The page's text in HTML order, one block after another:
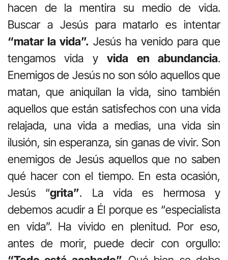
hacen de la mentira su medio de vida.
Buscar a Jesús para matarlo es intentar
“matar la vida”. Jesús ha venido para que
tengamos vida yvida en abundancia.
Enemigos de Jesús no son sólo aquellos que
matan, que aniquilan la vida, sino también
aquellos que están satisfechos con una vida
relajada, una vida a medias, una vida sin
ilusión, sin esperanza, sin ganas de vivir. Son
enemigos de Jesús aquellos que no saben
qué hacer con el tiempo. En esta ocasión,
Jesús “grita”. La vida es hermosa y
debemos acudir a Él porque es “especialista
en vida”. Ha vivido en plenitud. Por eso,
antes de morir, puede decir con orgullo: